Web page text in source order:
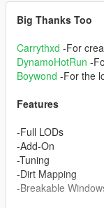
Big Thanks Too
Carrythxd -For
DynamoHotRun -
Boywond -For the
Features
-Full LODs
-Add-On
-Tuning
-Dirt Mapping
-Breakable